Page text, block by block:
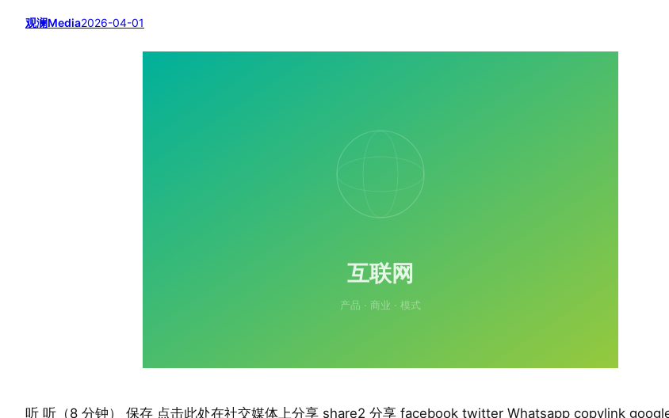
观澜Media2026-04-01
听 听（8 分钟） 保存 点击此处在社交媒体上分享 share2 分享 facebook twitter Whatsapp copylink